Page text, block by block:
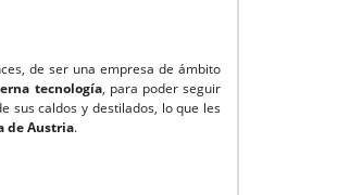
de ser una empresa de ámbito
tecnología, para poder seguir
sus caldos y destilados, lo que les
de Austria.